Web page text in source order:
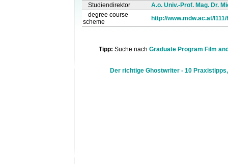
Studiendirektor
A.o. Univ.-Prof. Mag. Dr.
degree course
scheme
http://www.mdw.ac.at/
Tipp: Suche nach Graduate Program Film
Der richtige Ghostwriter - 10